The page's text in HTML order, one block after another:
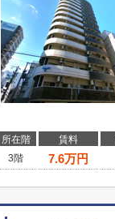
所在階 賃料
3階
7.6万円